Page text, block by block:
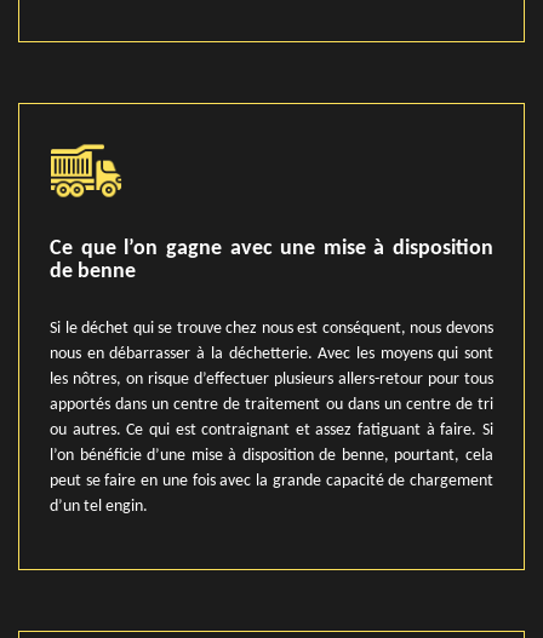
Ce que l’on gagne avec une mise à disposition
de benne
Si le déchet qui se trouve chez nous est conséquent, nous devons
nous en débarrasser à la déchetterie. Avec les moyens qui sont
les nôtres, on risque d’effectuer plusieurs allers-retour pour tous
apportés dans un centre de traitement ou dans un centre de tri
ou autres. Ce qui est contraignant et assez fatiguant à faire. Si
l’on bénéficie d’une mise à disposition de benne, pourtant, cela
peut se faire en une fois avec la grande capacité de chargement
d’un tel engin.